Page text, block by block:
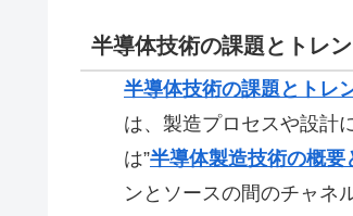
半導体技術の課題とトレ
半導体技術の課題とトレ
は、製造プロセスや設計
は”半導体製造技術の概
ンとソースの間のチャネ